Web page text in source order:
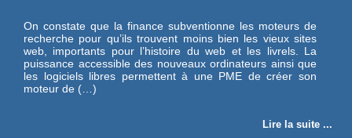
On constate que la finance subventionne les moteurs de
recherche pour qu’ils trouvent moins bien les vieux sites
web, importants pour l’histoire du web et les livrels. La
puissance accessible des nouveaux ordinateurs ainsi que
les logiciels libres permettent à une PME de créer son
moteur de (…)
Lire la suite ...